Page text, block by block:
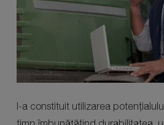
l-a constituit utilizarea